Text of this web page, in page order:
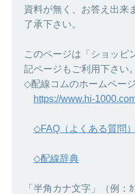
資料が無く、お答え出来
了承下さい。
このページは「ショッピ
記ページもご利用下さい。
◇配線コムのホームページ
https://www.hi-
◇FAQ（よくある質問）
◇配線辞典
「半角カナ文字」（例：